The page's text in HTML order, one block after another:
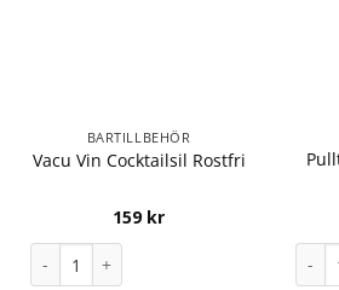
BARTILLBEHÖR
Vacu Vin Cocktailsil Rostfri
159 kr